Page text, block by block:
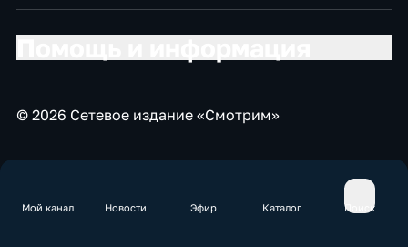
Мой канал Новости Эфир Каталог Поиск
© 2026 Сетевое издание «Смотрим»